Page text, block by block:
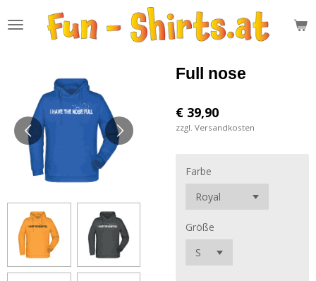
Hauptinhalt
Full nose
€ 39,90
zzgl. Versandkosten
Farbe
Größe